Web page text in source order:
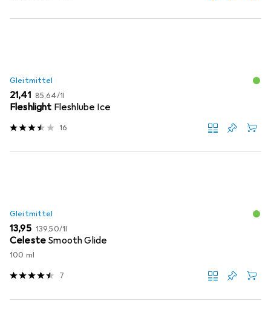
Gleitmittel
EUR
21,41 EUR
85,64/1l
Fleshlight Fleshlube Ice
16
Gleitmittel
EUR
13,95 EUR
139,50/1l
Celeste Smooth Glide
100 ml
7